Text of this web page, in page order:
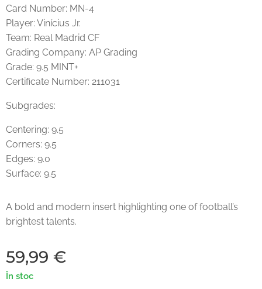
Card Number: MN-4
Player: Vinícius Jr.
Team: Real Madrid CF
Grading Company: AP Grading
Grade: 9.5 MINT+
Certificate Number: 211031
Subgrades:
Centering: 9.5
Corners: 9.5
Edges: 9.0
Surface: 9.5
A bold and modern insert highlighting one of football’s
brightest talents.
59,99 €
În stoc